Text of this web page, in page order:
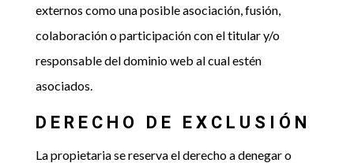
externos como una posible asociación, fusión,
colaboración o participación con el titular y/o
responsable del dominio web al cual estén
asociados.
DERECHO DE EXCLUSIÓN
La propietaria se reserva el derecho a denegar o